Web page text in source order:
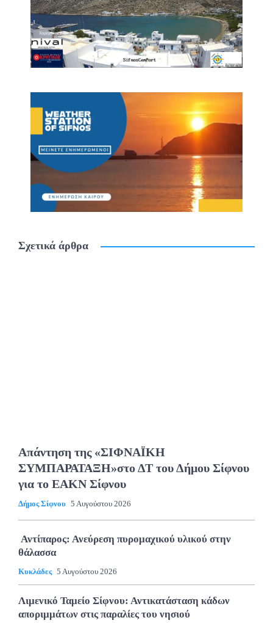
Σχετικά άρθρα
Απάντηση της «ΣΙΦΝΑΪΚΗ
ΣΥΜΠΑΡΑΤΑΞΗ»στο ΔΤ του Δήμου Σίφνου
για το ΕΑΚΝ Σίφνου
Δήμος Σίφνου 5 Αυγούστου 2026
Αντίπαρος: Ανεύρεση πυρομαχικού υλικού στην
θάλασσα
Κυκλάδες 5 Αυγούστου 2026
Λιμενικό Ταμείο Σίφνου: Αντικατάσταση κάδων
αποριμμάτων στις παραλίες του νησιού